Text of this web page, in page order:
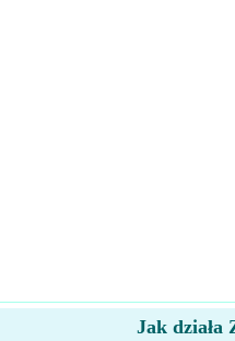
Jak działa